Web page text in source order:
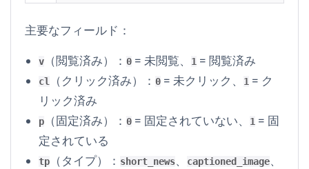
主要なフィールド：
v （閲覧済み）： 0 = 未閲覧、 1 = 閲覧済み
cl （クリック済み）： 0 = 未クリック、 1 = ク
リック済み
p （固定済み）： 0 = 固定されていない、 1 = 固
定されている
tp （タイプ）： short_news、 captioned_image、